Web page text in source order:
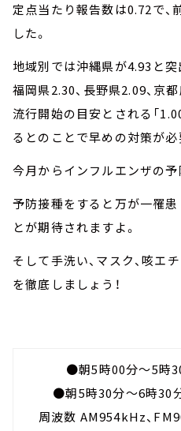
定点当たり報告数は0.72で
した。
地域別では沖縄県が4.93と突
福岡県2.30、長野県2.09、京都
流行開始の目安とされる「
るとのことで早めの対策が必
今月からインフルエンザの予
予防接種をすると万が一罹
とが期待されますよ。
そして手洗い、マスク、咳エ
を徹底しましょう！
●朝5時00分～5
●朝5時30分～6時
周波数 AM954kHz、